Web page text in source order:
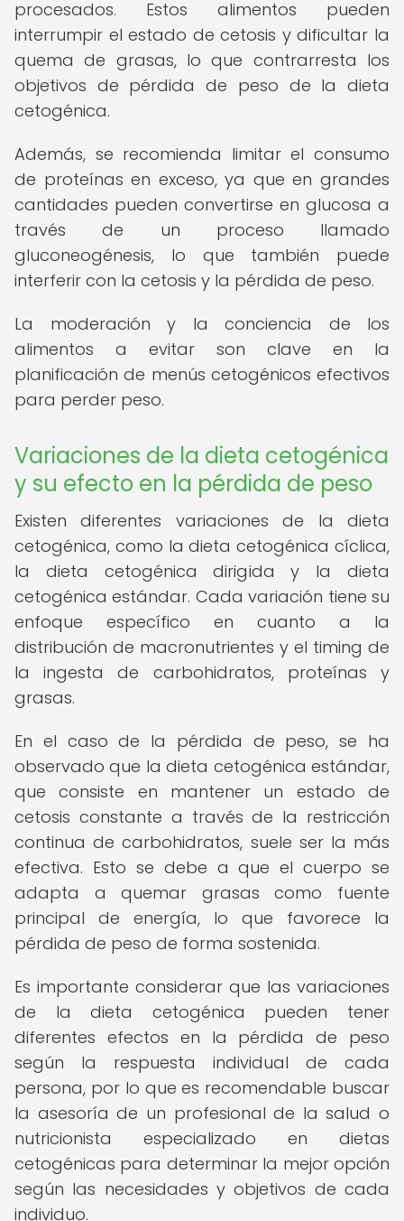
procesados. Estos alimentos pueden
interrumpir el estado de cetosis y dificultar la
quema de grasas, lo que contrarresta los
objetivos de pérdida de peso de la dieta
cetogénica.
Además, se recomienda limitar el consumo
de proteínas en exceso, ya que en grandes
cantidades pueden convertirse en glucosa a
través de un proceso llamado
gluconeogénesis, lo que también puede
interferir con la cetosis y la pérdida de peso.
La moderación y la conciencia de los
alimentos a evitar son clave en la
planificación de menús cetogénicos efectivos
para perder peso.
Variaciones de la dieta cetogénica
y su efecto en la pérdida de peso
Existen diferentes variaciones de la dieta
cetogénica, como la dieta cetogénica cíclica,
la dieta cetogénica dirigida y la dieta
cetogénica estándar. Cada variación tiene su
enfoque específico en cuanto a la
distribución de macronutrientes y el timing de
la ingesta de carbohidratos, proteínas y
grasas.
En el caso de la pérdida de peso, se ha
observado que la dieta cetogénica estándar,
que consiste en mantener un estado de
cetosis constante a través de la restricción
continua de carbohidratos, suele ser la más
efectiva. Esto se debe a que el cuerpo se
adapta a quemar grasas como fuente
principal de energía, lo que favorece la
pérdida de peso de forma sostenida.
Es importante considerar que las variaciones
de la dieta cetogénica pueden tener
diferentes efectos en la pérdida de peso
según la respuesta individual de cada
persona, por lo que es recomendable buscar
la asesoría de un profesional de la salud o
nutricionista especializado en dietas
cetogénicas para determinar la mejor opción
según las necesidades y objetivos de cada
individuo.